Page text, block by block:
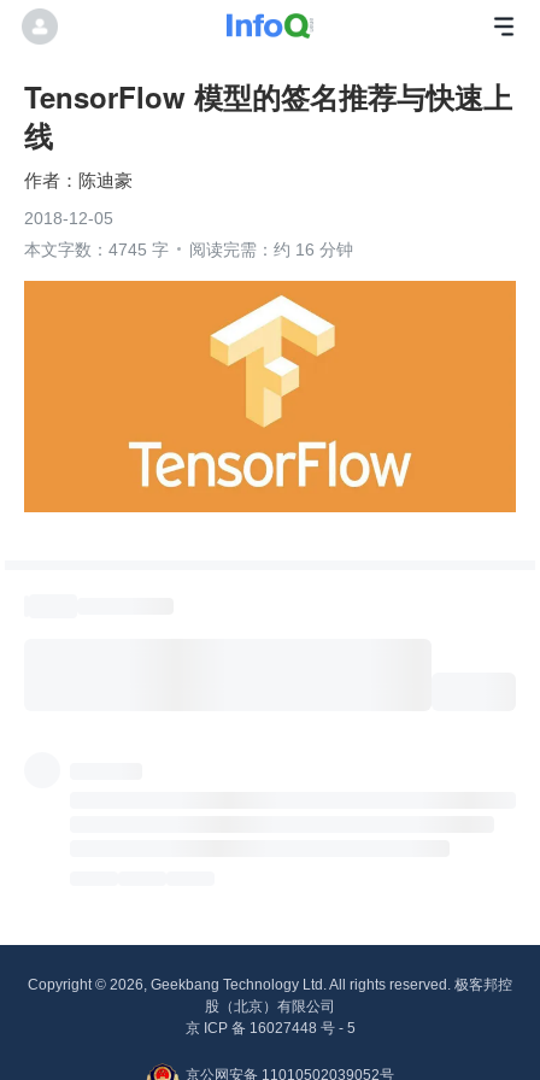
TensorFlow 模型的签名推荐与快速上
线
陈迪豪
2018-12-05
本文字数：4745 字
阅读完需：约 16 分钟
Copyright © 2026, Geekbang Technology Ltd. All rights reserved. 极客邦控
股（北京）有限公司
京 ICP 备 16027448 号 - 5
京公网安备 11010502039052号